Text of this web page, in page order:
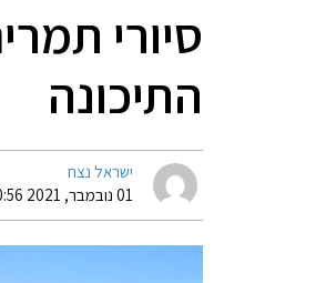
סיורי
התיכונה
ישראל נצח
01 נובמבר, 2021 20:56